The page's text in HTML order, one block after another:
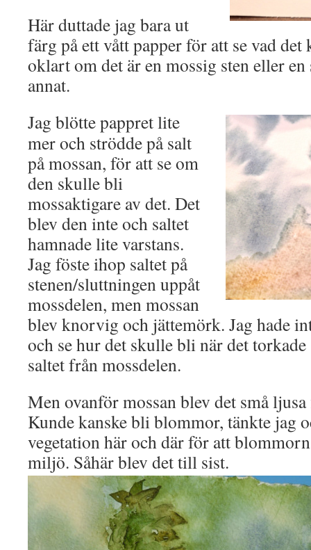
Här duttade jag bara ut
färg på ett vått papper för att se vad
oklart om det är en mossig sten eller
annat.
Jag blötte pappret lite
mer och strödde på salt
på mossan, för att se om
den skulle bli
mossaktigare av det. Det
blev den inte och saltet
hamnade lite varstans.
Jag föste ihop saltet på
stenen/sluttningen uppåt
mossdelen, men mossan
blev knorvig och jättemörk. Jag hade
och se hur det skulle bli när det
saltet från mossdelen.
Men ovanför mossan blev det små
Kunde kanske bli blommor, tänkte jag
vegetation här och där för att
miljö. Såhär blev det till sist.